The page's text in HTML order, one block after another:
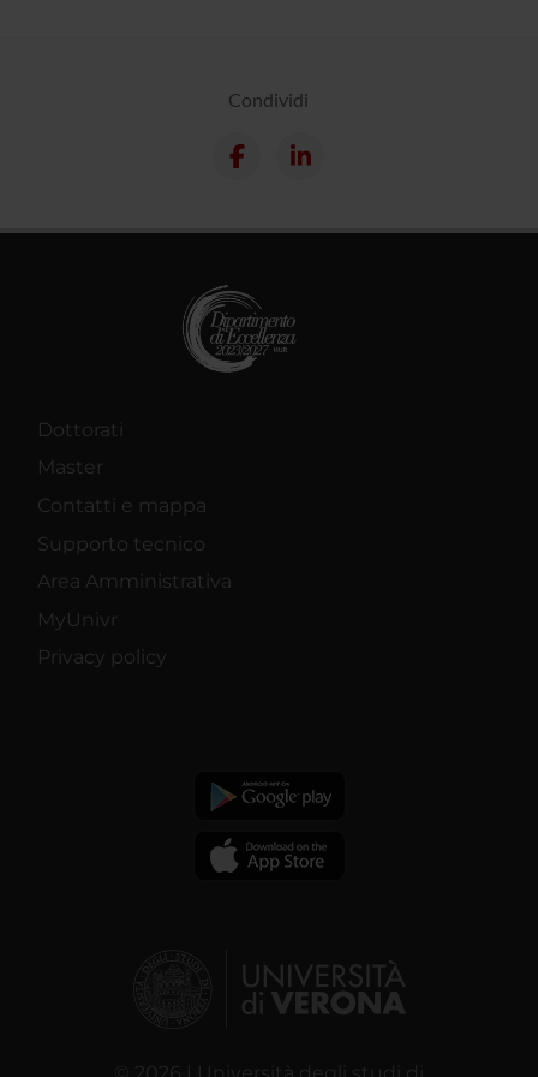
Condividi
Dottorati
Master
Contatti e mappa
Supporto tecnico
Area Amministrativa
MyUnivr
Privacy policy
© 2026 | Università degli studi di